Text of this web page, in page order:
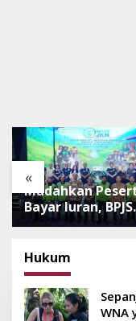
«
Mudahkan
Bayar Iuran, BPJS
Luncurkan Nadi
Menabung
Hukum
WNA